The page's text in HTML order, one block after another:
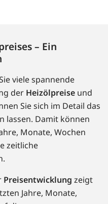
– Ein
viele spannende
der Heizölpreise und
Sie sich im Detail das
lassen. Damit können
Monate, Wochen
zeitliche
Preisentwicklung zeigt
Jahre, Monate,